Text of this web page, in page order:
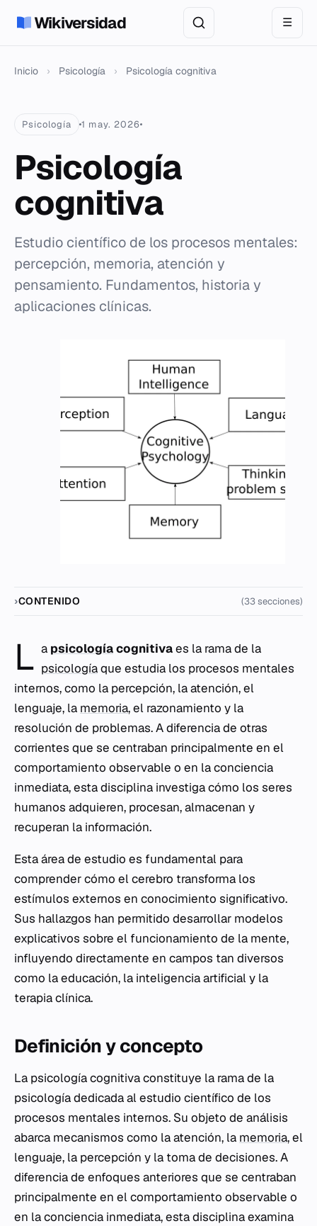
Wikiversidad ☰
Inicio › Psicología › Psicología cognitiva
Psicología 1 may. 2026
Psicología
cognitiva
Estudio científico de los procesos mentales:
percepción, memoria, atención y
pensamiento. Fundamentos, historia y
aplicaciones clínicas.
CONTENIDO (33 secciones)
L a psicologíacognitivaes la rama de la
psicologíaque estudia los procesos mentales
internos, como la percepción, la atención, el
lenguaje, la memoria, el razonamiento y la
resolución de problemas. A diferencia de otras
corrientes que se centraban principalmente en el
comportamiento observable o en la conciencia
inmediata, esta disciplina investiga cómo los seres
humanos adquieren, procesan, almacenan y
recuperan la información.
Esta área de estudio es fundamental para
comprender cómo el cerebro transforma los
estímulos externos en conocimiento significativo.
Sus hallazgos han permitido desarrollar modelos
explicativos sobre el funcionamiento de la mente,
influyendo directamente en campos tan diversos
como la educación, la inteligencia artificial y la
terapia clínica.
Definición y concepto
La psicología cognitiva constituye la rama de la
psicología dedicada al estudio científico de los
procesos mentales internos. Su objeto de análisis
abarca mecanismos como la atención, la memoria, el
lenguaje, la percepción y la toma de decisiones. A
diferencia de enfoques anteriores que se centraban
principalmente en el comportamiento observable o
en la conciencia inmediata, esta disciplina examina